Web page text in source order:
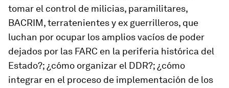
tomar el control de milicias, paramilitares,
BACRIM, terratenientes y ex guerrilleros, que
luchan por ocupar los amplios vacíos de poder
dejados por las FARC en la periferia histórica del
Estado?; ¿cómo organizar el DDR?; ¿cómo
integrar en el proceso de implementación de los